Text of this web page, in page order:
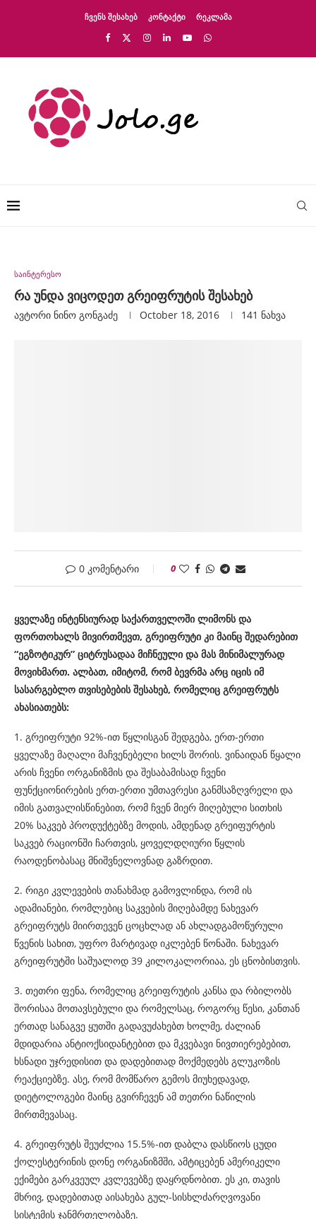
ᲩᲕᲔᲜᲡ ᲨᲔᲡᲐᲮᲔᲑ ᲙᲝᲜᲢᲐᲥᲢᲘ ᲠᲔᲙᲚᲐᲛᲐ
საინტერესო
რა უნდა ვიცოდეთ გრეიფრუტის შესახებ
ავტორი Ნინო Გონგაძე October 18, 2016 141 ნახვა
0 კომენტარი 0
ყველაზე ინტენსიურად საქართველოში ლიმონს და
ფორთოხალს მივირთმევთ, გრეიფრუტი კი მაინც შედარებით
“ეგზოტიკურ” ციტრუსადაა მიჩნეული და მას მინიმალურად
მოვიხმართ. ალბათ, იმიტომ, რომ ბევრმა არც იცის იმ
სასარგებლო თვისებების შესახებ, რომელიც გრეიფრუტს
ახასიათებს:
1. გრეიფრუტი 92%-ით წყლისგან შედგება, ერთ-ერთი
ყველაზე მაღალი მაჩვენებელი ხილს შორის. ვინაიდან წყალი
არის ჩვენი ორგანიზმის და შესაბამისად ჩვენი
ფუნქციონირების ერთ-ერთი უმთავრესი განმსაზღვრელი და
იმის გათვალისწინებით, რომ ჩვენ მიერ მიღებული სითხის
20% საკვებ პროდუქტებზე მოდის, ამდენად გრეიფურტის
საკვებ რაციონში ჩართვის, ყოველდღიური წყლის
რაოდენობასაც მნიშვნელოვნად გაზრდით.
2. რიგი კვლევების თანახმად გამოვლინდა, რომ ის
ადამიანები, რომლებიც საკვების მიღებამდე ნახევარ
გრეიფრუტს მიირთევენ ცოცხლად ან ახლადგამოწურული
წვენის სახით, უფრო მარტივად იკლებენ წონაში. ნახევარ
გრეიფრუტში საშუალოდ 39 კილოკალორიაა, ეს ცნობისთვის.
3. თეთრი ფენა, რომელიც გრეიფრუტის კანსა და რბილობს
შორისაა მოთავსებული და რომელსაც, როგორც წესი, კანთან
ერთად სანაგვე ყუთში გადავუძახებთ ხოლმე, ძალიან
მდიდარია ანტიოქსიდანტებით და მკვებავი ნივთიერებებით,
ხსნადი უჯრედისით და დადებითად მოქმედებს გლუკოზის
რეაქციებზე. ასე, რომ მომწარო გემოს მიუხედავად,
დიეტოლოგები მაინც გვირჩევენ ამ თეთრი ნაწილის
მირთმევასაც.
4. გრეიფრუტს შეუძლია 15.5%-ით დაბლა დასწიოს ცუდი
ქოლესტერინის დონე ორგანიზმში, ამტიცებენ ამერიკელი
ექიმები გარკვეულ კვლევებზე დაყრდნობით. ეს კი, თავის
მხრივ, დადებითად აისახება გულ-სისხლძარღვოვანი
სისტემის ჯანმრთელობაზე.